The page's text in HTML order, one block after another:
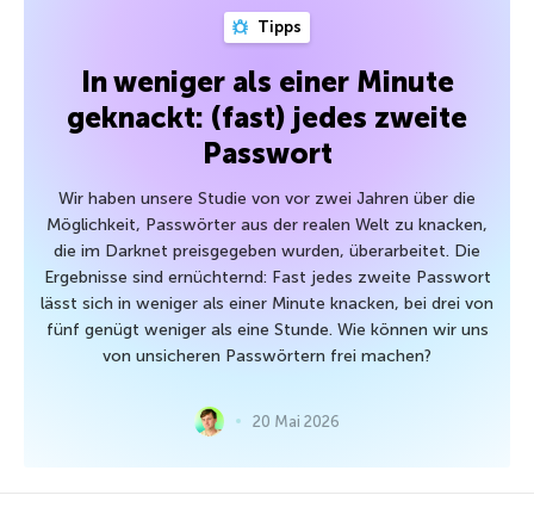
Tipps
In weniger als einer Minute
geknackt: (fast) jedes zweite
Passwort
Wir haben unsere Studie von vor zwei Jahren über die
Möglichkeit, Passwörter aus der realen Welt zu knacken,
die im Darknet preisgegeben wurden, überarbeitet. Die
Ergebnisse sind ernüchternd: Fast jedes zweite Passwort
lässt sich in weniger als einer Minute knacken, bei drei von
fünf genügt weniger als eine Stunde. Wie können wir uns
von unsicheren Passwörtern frei machen?
20 Mai 2026